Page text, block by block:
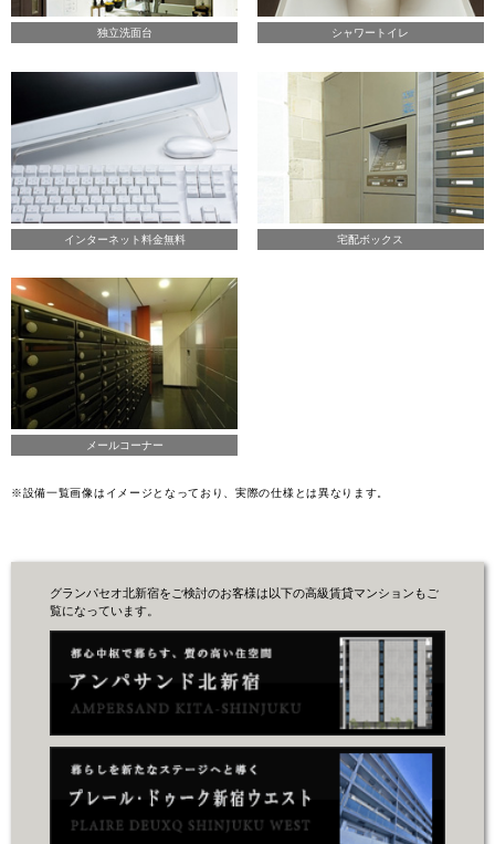
独立洗面台 シャワートイレ
インターネット料金無料 宅配ボックス
メールコーナー
※設備一覧画像はイメージとなっており、実際の仕様とは異なります。
グランパセオ北新宿をご検討のお客様は以下の高級賃貸マンションもご
覧になっています。